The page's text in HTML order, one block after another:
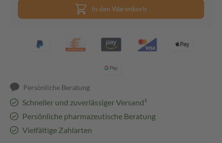
In den Warenkorb
Persönliche Beratung
Schneller und zuverlässiger Versand³
Persönliche pharmazeutische Beratung
Vielfältige Zahlarten